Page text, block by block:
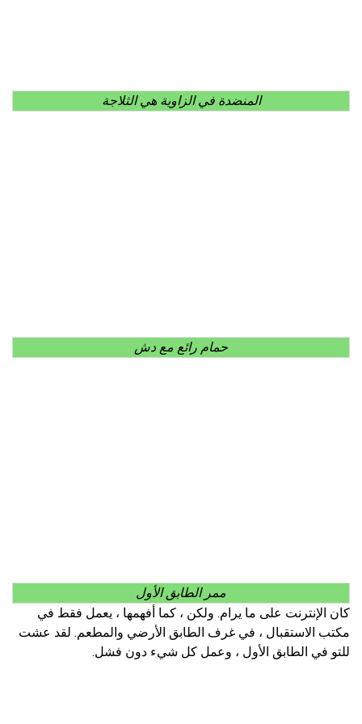
المنضدة في الزاوية هي الثلاجة
حمام رائع مع دش
ممر الطابق الأول
كان الإنترنت على ما يرام. ولكن ، كما أفهمها ، يعمل فقط في
مكتب الاستقبال ، في غرف الطابق الأرضي والمطعم. لقد عشت
للتو في الطابق الأول ، وعمل كل شيء دون فشل.